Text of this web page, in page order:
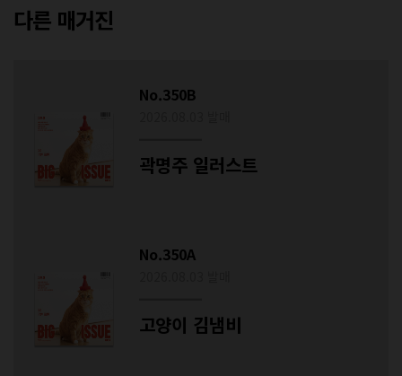
다른 매거진
No.350B
곽명주 일러스트
No.350A
고양이 김냄비